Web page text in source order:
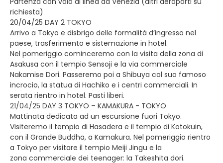
richiesta)
20/04/25 DAY 2 TOKYO
Arrivo a Tokyo e disbrigo delle formalità d’ingresso nel
paese, trasferimento e sistemazione in hotel.
Nel pomeriggio cominceremo con la visita della zona di
Asakusa con il tempio Sensoji e la via commerciale
Nakamise Dori. Passeremo poi a Shibuya col suo famoso
incrocio, la statua di Hachiko e i centri commerciali. In
serata rientro in hotel. Pasti liberi.
21/04/25 DAY 3 TOKYO – KAMAKURA - TOKYO
Mattinata dedicata ad un escursione fuori Tokyo.
Visiteremo il tempio di Hasadera e il tempio di Kotokuin,
con il Grande Buddha, a Kamakura. Nel pomeriggio rientro
a Tokyo per visitare il tempio Meiji Jingu e la
zona commerciale dei teenager: la Takeshita dori.